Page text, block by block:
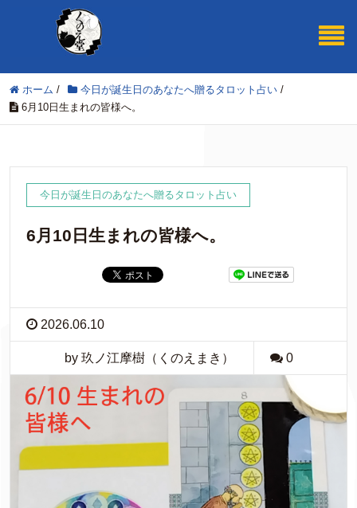
ホーム / 今日が誕生日のあなたへ贈るタロット占い /
6月10日生まれの皆様へ。
今日が誕生日のあなたへ贈るタロット占い
6月10日生まれの皆様へ。
2026.06.10
by 玖ノ江摩樹（くのえまき） 0